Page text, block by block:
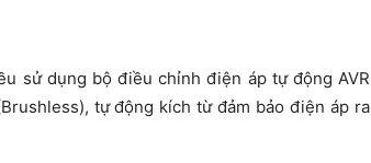
sử dụng bộ điều chỉnh điện áp tự động AVR
tự động kích từ đảm bảo điện áp ra